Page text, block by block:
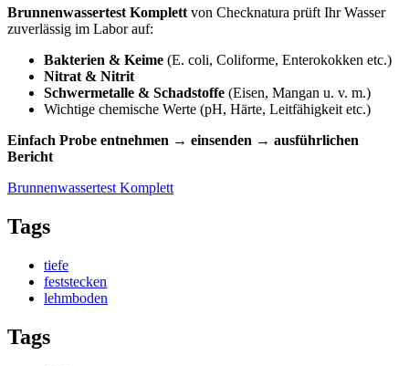
Brunnenwassertest Komplett von Checknatura prüft Ihr Wasser
zuverlässig im Labor auf:
Bakterien & Keime (E. coli, Coliforme, Enterokokken etc.)
Nitrat & Nitrit
Schwermetalle & Schadstoffe (Eisen, Mangan u. v. m.)
Wichtige chemische Werte (pH, Härte, Leitfähigkeit etc.)
Einfach Probe entnehmen → einsenden → ausführlichen
Bericht
Brunnenwassertest Komplett
Tags
tiefe
feststecken
lehmboden
Tags